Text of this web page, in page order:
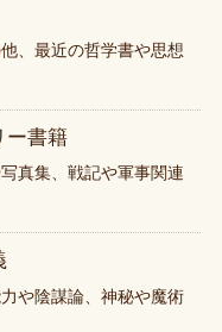
、最近の哲学書や思想
ー書籍
真集、戦記や軍事関連
や陰謀論、神秘や魔術